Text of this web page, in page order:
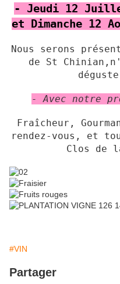
- Jeudi 12
et Dimanche 12
Nous serons
de St
- Avec notre
Fraîcheur,
rendez-vous, et
Clos de
#VIN
Partager